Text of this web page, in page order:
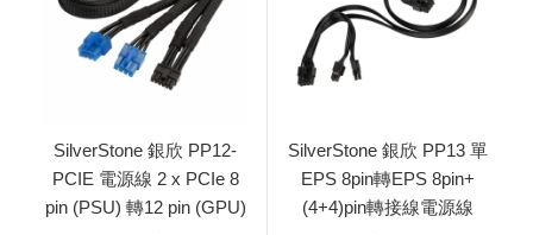
SilverStone 銀欣 PP12-
PCIE 電源線 2 x PCIe 8
pin (PSU) 轉12 pin (GPU)
SilverStone 銀欣 PP13 單
EPS 8pin轉EPS 8pin+
(4+4)pin轉接線電源線